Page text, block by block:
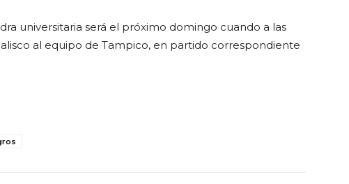
universitaria será el próximo domingo cuando a las
al equipo de Tampico, en partido correspondiente